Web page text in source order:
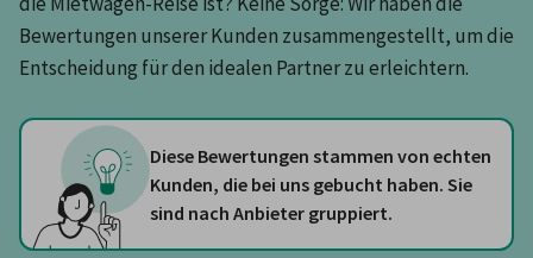
Bewertungen unserer Kunden zusammengestellt, um die
Entscheidung für den idealen Partner zu erleichtern.
Diese Bewertungen stammen von echten
Kunden, die bei uns gebucht haben. Sie
sind nach Anbieter gruppiert.